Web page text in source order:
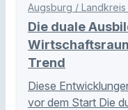
Augsburg /
Die duale
Trend
Diese
vor dem Start Die